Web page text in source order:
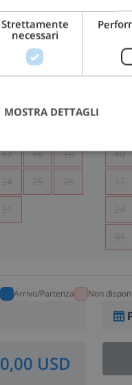
SAB
17 18 19
24 25 26
31
LUN
10
17
24
31
Arrivo/Partenza Non
0,00 USD
Strettamente
necessari
MOSTRA DETTAGLI